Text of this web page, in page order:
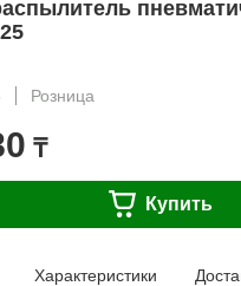
Розница
₸
Купить
Характеристики